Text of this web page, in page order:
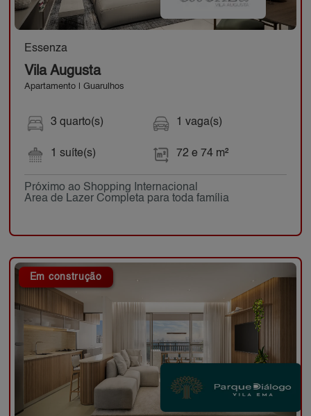
Essenza
Vila Augusta
Apartamento | Guarulhos
3 quarto(s)
1 suíte(s)
1 vaga(s)
72 e 74 m²
Próximo ao Shopping Internacional
Area de Lazer Completa para toda família
Em construção